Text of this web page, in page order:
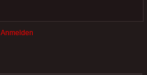
Anmelden